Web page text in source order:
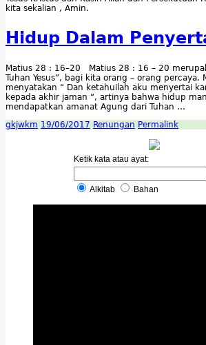
kita sekalian , Amin.
Hidup Dalam
Matius 28 : 16–20 Matius 28 : 16 – 20
Tuhan Yesus”, bagi kita orang – orang percaya.
menyatakan “ Dan ketahuilah aku menyertai
kepada akhir jaman “, artinya bahwa hidup
mendapatkan amanat Agung dari Tuhan …
gkjwkm 19/06/2017 Renungan Permalink
Ketik kata atau ayat:
Alkitab Bahan